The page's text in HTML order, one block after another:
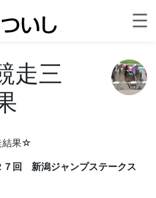
走三
結果☆
７回 新潟ジャンプステークス